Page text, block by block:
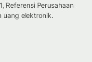
Referensi Perusahaan
uang elektronik.